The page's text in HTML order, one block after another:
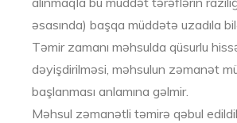
əsasında) başqa müddətə uzadıla
Təmir zamanı məhsulda qüsurlu
dəyişdirilməsi, məhsulun zəmanət
başlanması anlamına gəlmir.
Məhsul zəmanətli təmirə qəbul